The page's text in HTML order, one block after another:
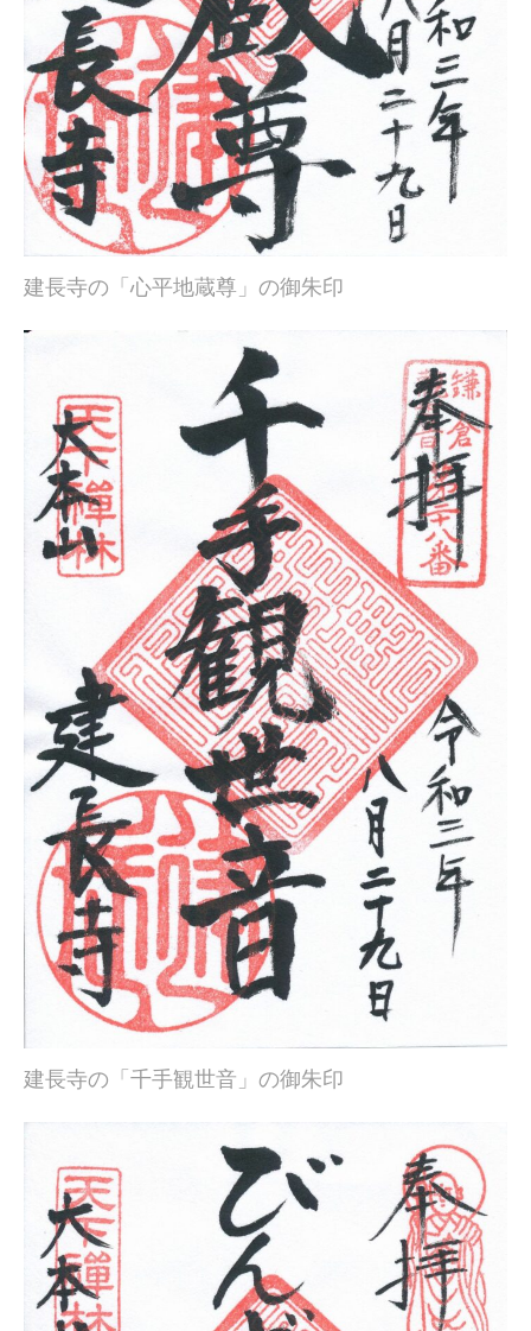
建長寺の「心平地蔵尊」の御朱印
建長寺の「千手観世音」の御朱印